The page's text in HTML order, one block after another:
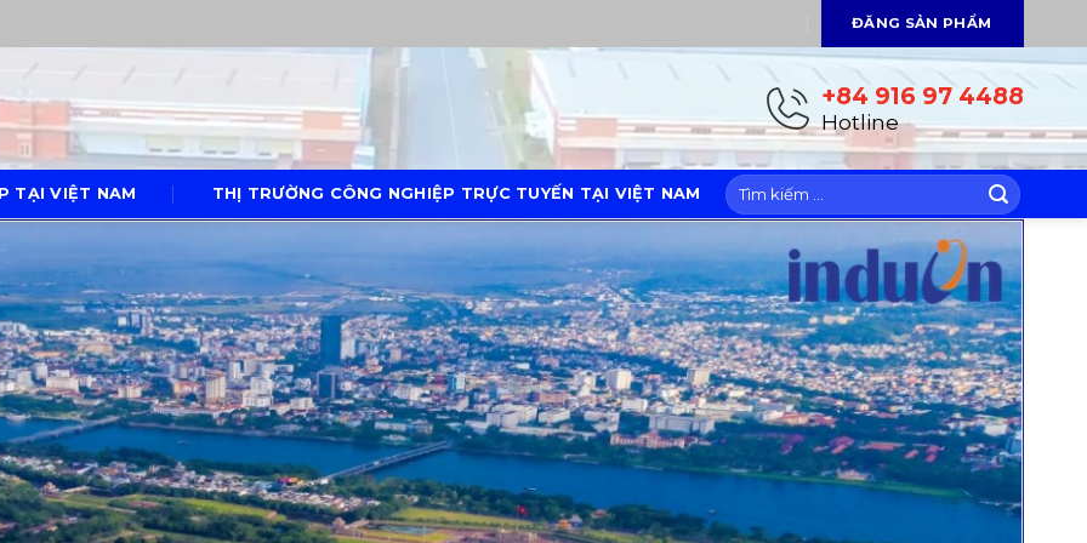
ĐĂNG SẢN PHẨM
+84 916 97 4488
Hotline
TẠI VIỆT NAM THỊ TRƯỜNG CÔNG NGHIỆP TRỰC TUYẾN TẠI VIỆT NAM